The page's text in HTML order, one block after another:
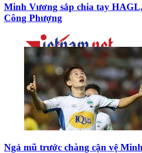
Minh Vương sắp chia tay
Công Phượng
Ngả mũ trước chàng cận vệ